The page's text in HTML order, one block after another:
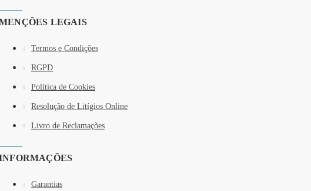
LEGAIS
Termos e Condições
RGPD
Política de Cookies
Resolução de Litígios Online
Livro de Reclamações
Garantias